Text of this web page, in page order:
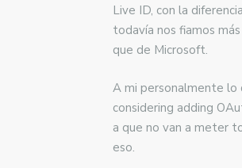
Live ID, con la
todavía nos fiamos
que de Microsoft.
A mi personalmente lo
considering adding
a que no van a meter
eso.